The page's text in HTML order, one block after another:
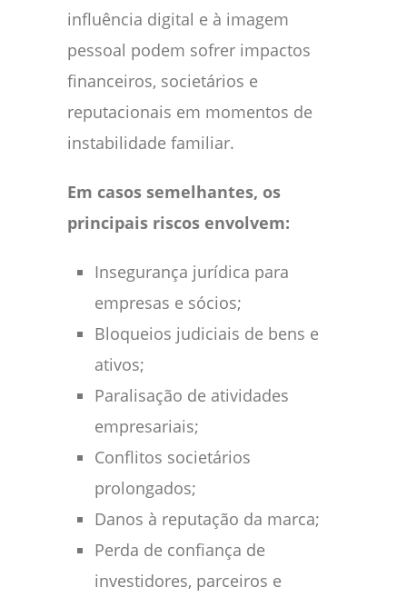
influência digital e à imagem
pessoal podem sofrer impactos
financeiros, societários e
reputacionais em momentos de
instabilidade familiar.
Em casos semelhantes, os
principais riscos envolvem:
Insegurança jurídica para
empresas e sócios;
Bloqueios judiciais de bens e
ativos;
Paralisação de atividades
empresariais;
Conflitos societários
prolongados;
Danos à reputação da marca;
Perda de confiança de
investidores, parceiros e